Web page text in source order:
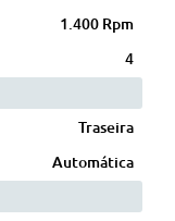
1.400 Rpm
4
Traseira
Automática